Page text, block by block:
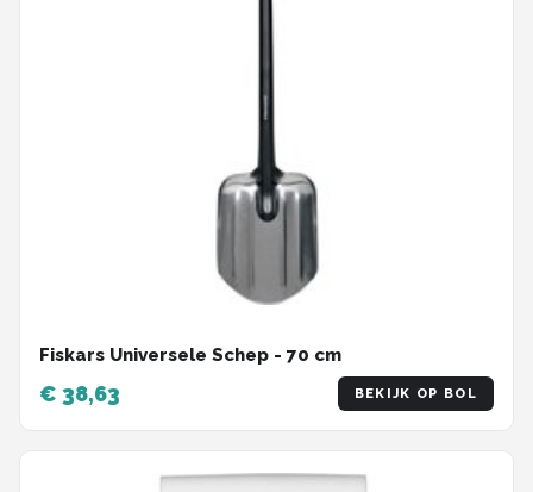
Fiskars Universele Schep - 70 cm
€ 38,63 BEKIJK OP BOL